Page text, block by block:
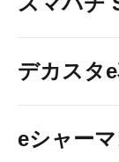
デカスタ
eシャー